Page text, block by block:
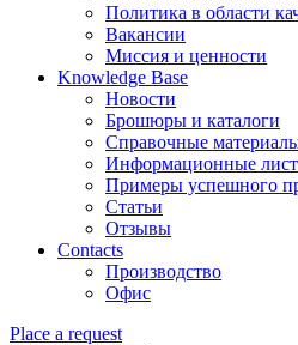
Политика в области
Вакансии
Миссия и ценности
Knowledge Base
Новости
Брошюры и каталоги
Справочные
Информационные
Примеры успешного
Статьи
Отзывы
Contacts
Производство
Офис
Place a request